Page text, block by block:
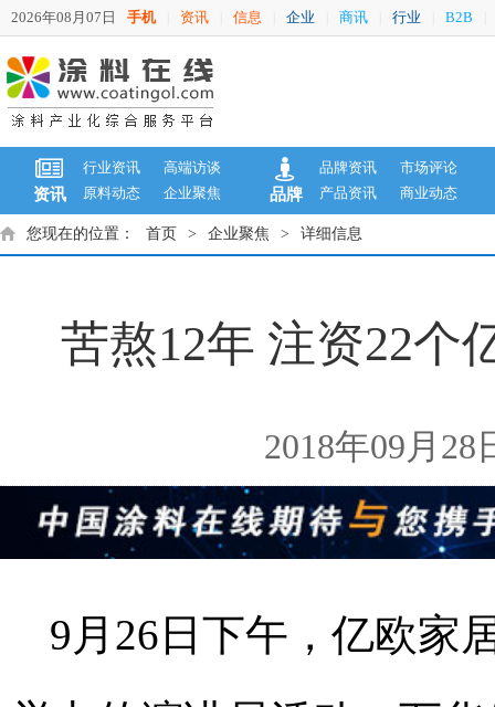
2026年08月07日 手机 资讯 信息 企业 商讯 行业 B2B
资讯
行业资讯
高端访谈
原料动态
企业聚焦 品牌
品牌资讯
市场评论
产品资讯
商业动态
您现在的位置： 首页 > 企业聚焦 > 详细信息
苦熬12年 注资22个
2018年09月
9月26日下午，亿欧家